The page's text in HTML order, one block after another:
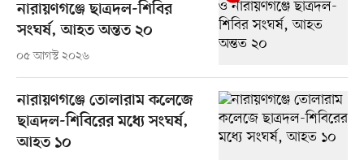
নারায়ণগঞ্জে ছাত্রদল-শিবির
সংঘর্ষ, আহত অন্তত ২০
০৫ আগস্ট ২০২৬
নারায়ণগঞ্জে তোলারাম কলেজে
ছাত্রদল-শিবিরের মধ্যে সংঘর্ষ,
আহত ১০